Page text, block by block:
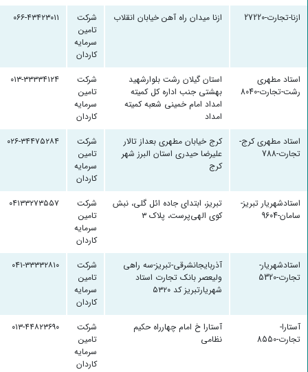
ازنا-تجارت-27220 ازنا میدان راه آهن خیابان انقلاب
شرکت
تامین
سرمایه
کاردان
۰۶۶-۴۳۴۲۳۰۱۱
استاد مطهری
رشت-تجارت-8040
استان گیلان رشت بلوارشهید
بهشتی جنب اداره کل کمیته
امداد امام خمینی شعبه کمیته
امداد
شرکت
تامین
سرمایه
کاردان
۰۱۳-۳۳۳۳۴۱۲۴
استاد مطهری کرج-
تجارت-788
کرج خیابان مطهری بعداز تالار
علیرضا حیدری استان البرز شهر
کرج
شرکت
تامین
سرمایه
کاردان
۰۲۶-۳۴۴۷۵۲۸۴
استادشهریار تبریز-
سامان-9604
تبریز، ابتدای جاده ائل گلی، نبش
کوی الهی‌پرست، پلاک ۳
شرکت
تامین
سرمایه
کاردان
۰۴۱۳۳۲۷۳۵۵۷
استادشهریار-
تجارت-5320
آذربایجانشرقی-تبریز-سه راهی
ولیعصر بانک تجارت استاد
شهریارتبریز کد ۵۳۲۰
شرکت
تامین
سرمایه
کاردان
۰۴۱-۳۳۳۳۲۸۱۰
آستارا-
تجارت-8550
آستارا خ امام چهارراه حکیم
نظامی
شرکت
تامین
سرمایه
کاردان
۰۱۳-۴۴۸۲۳۶۹۰